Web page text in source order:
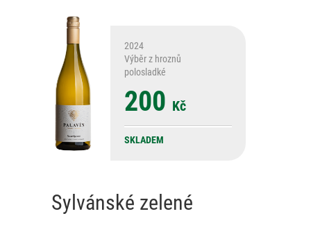
2024
Výběr z hroznů
polosladké
200 Kč
SKLADEM
Sylvánské zelené